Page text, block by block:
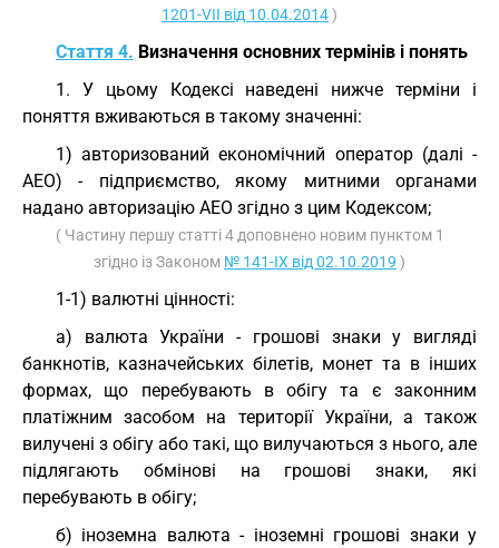
1201-VII від 10.04.2014)
Стаття 4. Визначення основних термінів і понять
1. У цьому Кодексі наведені нижче терміни і
поняття вживаються в такому значенні:
1) авторизований економічний оператор (далі -
АЕО) - підприємство, якому митними органами
надано авторизацію АЕО згідно з цим Кодексом;
( Частину першу статті 4 доповнено новим пунктом 1
згідно із Законом № 141-IX від 02.10.2019 )
1-1) валютні цінності:
а) валюта України - грошові знаки у вигляді
банкнотів, казначейських білетів, монет та в інших
формах, що перебувають в обігу та є законним
платіжним засобом на території України, а також
вилучені з обігу або такі, що вилучаються з нього, але
підлягають обмінові на грошові знаки, які
перебувають в обігу;
б) іноземна валюта - іноземні грошові знаки у